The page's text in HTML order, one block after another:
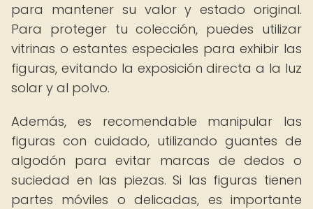
para mantener su valor y estado original.
Para proteger tu colección, puedes utilizar
vitrinas o estantes especiales para exhibir las
figuras, evitando la exposición directa a la luz
solar y al polvo.
Además, es recomendable manipular las
figuras con cuidado, utilizando guantes de
algodón para evitar marcas de dedos o
suciedad en las piezas. Si las figuras tienen
partes móviles o delicadas, es importante